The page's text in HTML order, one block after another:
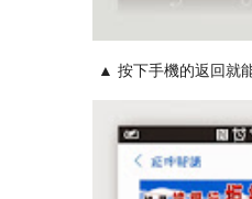
▲ 按下手機的返回就